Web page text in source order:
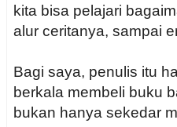
kita bisa pelajari
alur ceritanya, sampai
Bagi saya, penulis itu
berkala membeli buku
bukan hanya sekedar